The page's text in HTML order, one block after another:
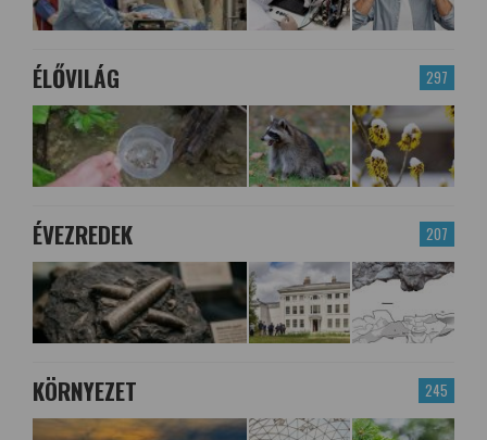
297
ÉLŐVILÁG
207
ÉVEZREDEK
245
KÖRNYEZET